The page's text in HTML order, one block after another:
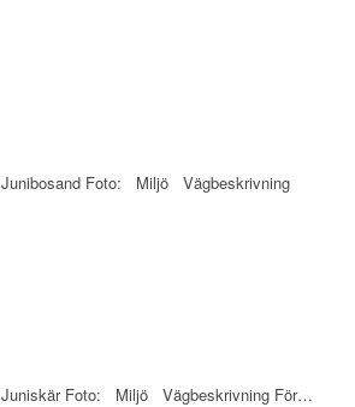
Junibosand Foto: Miljö Vägbeskrivning
Juniskär Foto: Miljö Vägbeskrivning För…